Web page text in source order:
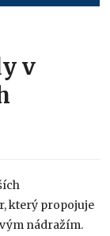
v
který propojuje
nádražím.